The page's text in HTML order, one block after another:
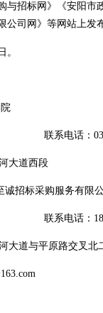
与招标网》《安阳市
公司网》 等网站上发
。
联系电话：
大道西段
诚招标采购服务有限
联系电话：
大道与平原路交叉北